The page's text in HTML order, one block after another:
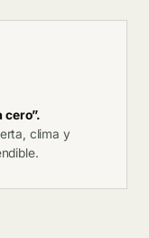
cero”.
clima y